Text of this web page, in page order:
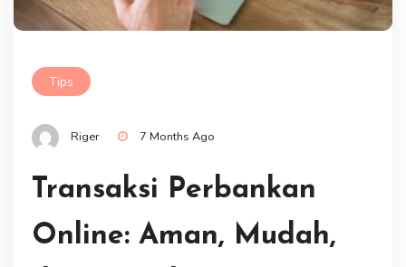
Tips
Riger 7 Months Ago
Transaksi Perbankan
Online: Aman, Mudah,